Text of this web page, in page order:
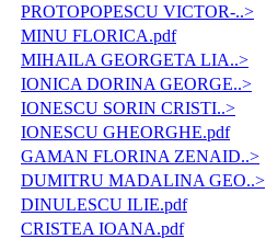
PROTOPOPESCU VICTOR-..>
MINU FLORICA.pdf
MIHAILA GEORGETA LIA..>
IONICA DORINA GEORGE..>
IONESCU SORIN CRISTI..>
IONESCU GHEORGHE.pdf
GAMAN FLORINA ZENAID..>
DUMITRU MADALINA GEO..>
DINULESCU ILIE.pdf
CRISTEA IOANA.pdf